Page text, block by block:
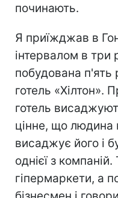
починають.
Я приїжджав в
інтервалом в три
побудована п'ять
готель
готель
цінне, що людина
висаджує його і
однієї з
гіпермаркети, а